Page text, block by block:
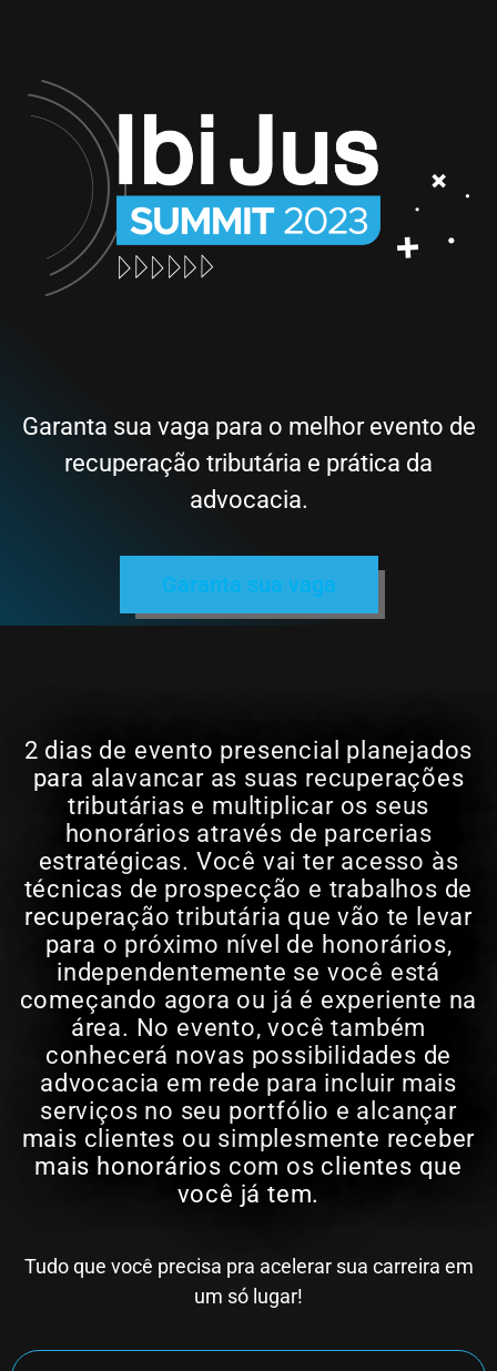
Garanta sua vaga para o melhor evento de
recuperação tributária e prática da
advocacia.
Garanta sua vaga
2 dias de evento presencial planejados
para alavancar as suas recuperações
tributárias e multiplicar os seus
honorários através de parcerias
estratégicas. Você vai ter acesso às
técnicas de prospecção e trabalhos de
recuperação tributária que vão te levar
para o próximo nível de honorários,
independentemente se você está
começando agora ou já é experiente na
área. No evento, você também
conhecerá novas possibilidades de
advocacia em rede para incluir mais
serviços no seu portfólio e alcançar
mais clientes ou simplesmente receber
mais honorários com os clientes que
você já tem.
Tudo que você precisa pra acelerar sua carreira em
um só lugar!